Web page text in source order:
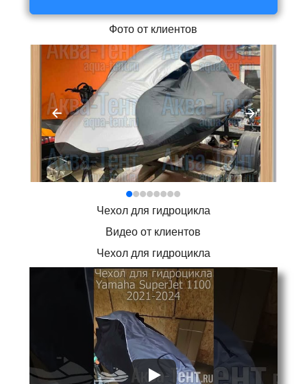
Фото от клиентов
Чехол для гидроцикла
Видео от клиентов
Чехол для гидроцикла